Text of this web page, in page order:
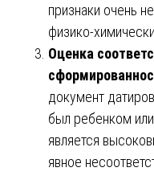
признаки очень
физико-
Оценка
документ
был ребенком
является
явное